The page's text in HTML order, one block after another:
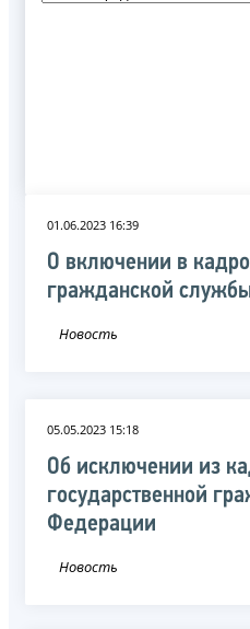
01.06.2023 16:39
О включении в
гражданской
Новость
05.05.2023 15:18
Об исключении из
государственной
Федерации
Новость